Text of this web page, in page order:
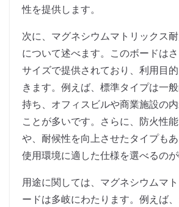
性を提供します。
次に、マグネシウムマトリックス
について述べます。このボードは
サイズで提供されており、利用目
きます。例えば、標準タイプは一
持ち、オフィスビルや商業施設の
ことが多いです。さらに、防火性
や、耐候性を向上させたタイプも
使用環境に適した仕様を選べるのが
用途に関しては、マグネシウムマ
ードは多岐にわたります。例えば